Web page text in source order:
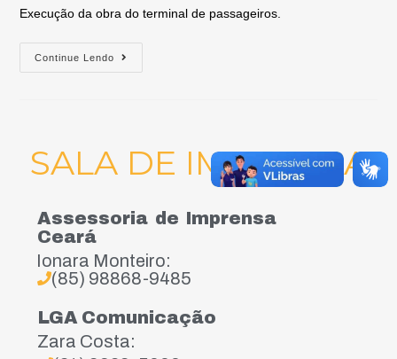
Execução da obra do terminal de passageiros.
Continue Lendo
SALA DE IMPRENSA
Assessoria de Imprensa
Ceará
Ionara Monteiro:
(85) 98868-9485
LGA Comunicação
Zara Costa: